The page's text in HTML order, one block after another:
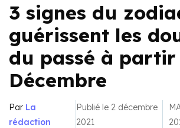
3 signes du
guérissent les
du passé à partir
Décembre
Par La
rédaction
Publié le 2 décembre
2021